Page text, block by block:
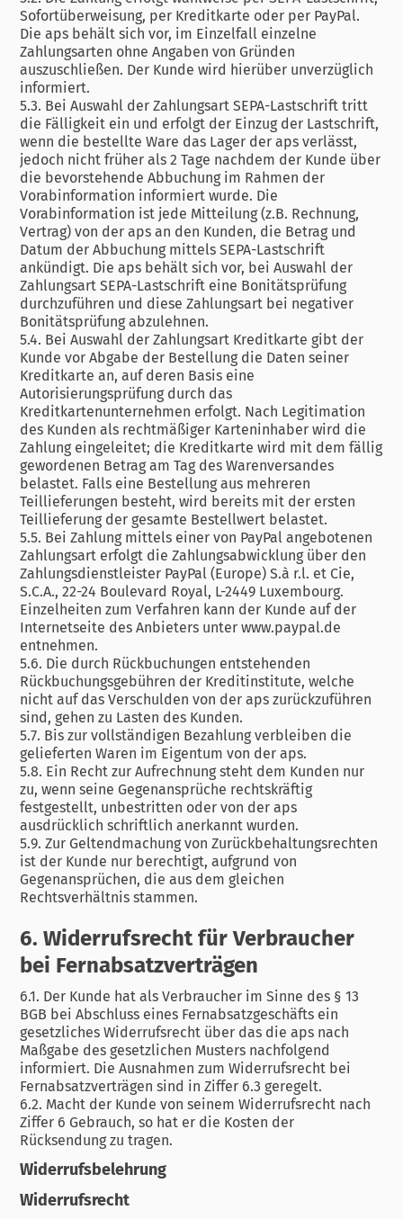
Sofortüberweisung, per Kreditkarte oder per PayPal.
Die aps behält sich vor, im Einzelfall einzelne
Zahlungsarten ohne Angaben von Gründen
auszuschließen. Der Kunde wird hierüber unverzüglich
informiert.
5.3. Bei Auswahl der Zahlungsart SEPA-Lastschrift tritt
die Fälligkeit ein und erfolgt der Einzug der Lastschrift,
wenn die bestellte Ware das Lager der aps verlässt,
jedoch nicht früher als 2 Tage nachdem der Kunde über
die bevorstehende Abbuchung im Rahmen der
Vorabinformation informiert wurde. Die
Vorabinformation ist jede Mitteilung (z.B. Rechnung,
Vertrag) von der aps an den Kunden, die Betrag und
Datum der Abbuchung mittels SEPA-Lastschrift
ankündigt. Die aps behält sich vor, bei Auswahl der
Zahlungsart SEPA-Lastschrift eine Bonitätsprüfung
durchzuführen und diese Zahlungsart bei negativer
Bonitätsprüfung abzulehnen.
5.4. Bei Auswahl der Zahlungsart Kreditkarte gibt der
Kunde vor Abgabe der Bestellung die Daten seiner
Kreditkarte an, auf deren Basis eine
Autorisierungsprüfung durch das
Kreditkartenunternehmen erfolgt. Nach Legitimation
des Kunden als rechtmäßiger Karteninhaber wird die
Zahlung eingeleitet; die Kreditkarte wird mit dem fällig
gewordenen Betrag am Tag des Warenversandes
belastet. Falls eine Bestellung aus mehreren
Teillieferungen besteht, wird bereits mit der ersten
Teillieferung der gesamte Bestellwert belastet.
5.5. Bei Zahlung mittels einer von PayPal angebotenen
Zahlungsart erfolgt die Zahlungsabwicklung über den
Zahlungsdienstleister PayPal (Europe) S.à r.l. et Cie,
S.C.A., 22-24 Boulevard Royal, L-2449 Luxembourg.
Einzelheiten zum Verfahren kann der Kunde auf der
Internetseite des Anbieters unter www.paypal.de
entnehmen.
5.6. Die durch Rückbuchungen entstehenden
Rückbuchungsgebühren der Kreditinstitute, welche
nicht auf das Verschulden von der aps zurückzuführen
sind, gehen zu Lasten des Kunden.
5.7. Bis zur vollständigen Bezahlung verbleiben die
gelieferten Waren im Eigentum von der aps.
5.8. Ein Recht zur Aufrechnung steht dem Kunden nur
zu, wenn seine Gegenansprüche rechtskräftig
festgestellt, unbestritten oder von der aps
ausdrücklich schriftlich anerkannt wurden.
5.9. Zur Geltendmachung von Zurückbehaltungsrechten
ist der Kunde nur berechtigt, aufgrund von
Gegenansprüchen, die aus dem gleichen
Rechtsverhältnis stammen.
6. Widerrufsrecht für Verbraucher
bei Fernabsatzverträgen
6.1. Der Kunde hat als Verbraucher im Sinne des § 13
BGB bei Abschluss eines Fernabsatzgeschäfts ein
gesetzliches Widerrufsrecht über das die aps nach
Maßgabe des gesetzlichen Musters nachfolgend
informiert. Die Ausnahmen zum Widerrufsrecht bei
Fernabsatzverträgen sind in Ziffer 6.3 geregelt.
6.2. Macht der Kunde von seinem Widerrufsrecht nach
Ziffer 6 Gebrauch, so hat er die Kosten der
Rücksendung zu tragen.
Widerrufsbelehrung
Widerrufsrecht